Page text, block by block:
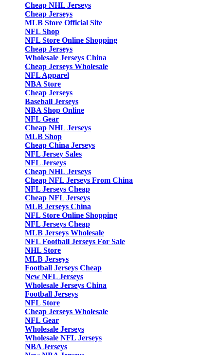
Cheap NHL Jerseys
Cheap Jerseys
MLB Store Official Site
NFL Shop
NFL Store Online Shopping
Cheap Jerseys
Wholesale Jerseys China
Cheap Jerseys Wholesale
NFL Apparel
NBA Store
Cheap Jerseys
Baseball Jerseys
NBA Shop Online
NFL Gear
Cheap NHL Jerseys
MLB Shop
Cheap China Jerseys
NFL Jersey Sales
NFL Jerseys
Cheap NHL Jerseys
Cheap NFL Jerseys From China
NFL Jerseys Cheap
Cheap NFL Jerseys
MLB Jerseys China
NFL Store Online Shopping
NFL Jerseys Cheap
MLB Jerseys Wholesale
NFL Football Jerseys For Sale
NHL Store
MLB Jerseys
Football Jerseys Cheap
New NFL Jerseys
Wholesale Jerseys China
Football Jerseys
NFL Store
Cheap Jerseys Wholesale
NFL Gear
Wholesale Jerseys
Wholesale NFL Jerseys
NBA Jerseys